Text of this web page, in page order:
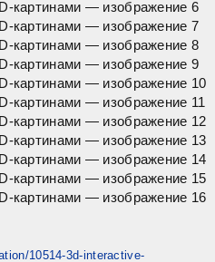
10514-3d-interactive-